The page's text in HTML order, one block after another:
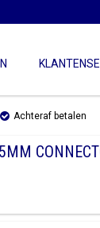
Achteraf betalen